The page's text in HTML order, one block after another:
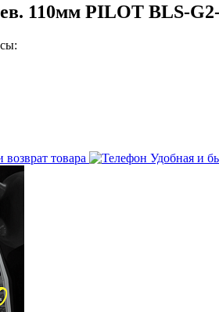
110мм PILOT BLS-
возврат товара
Удобная и